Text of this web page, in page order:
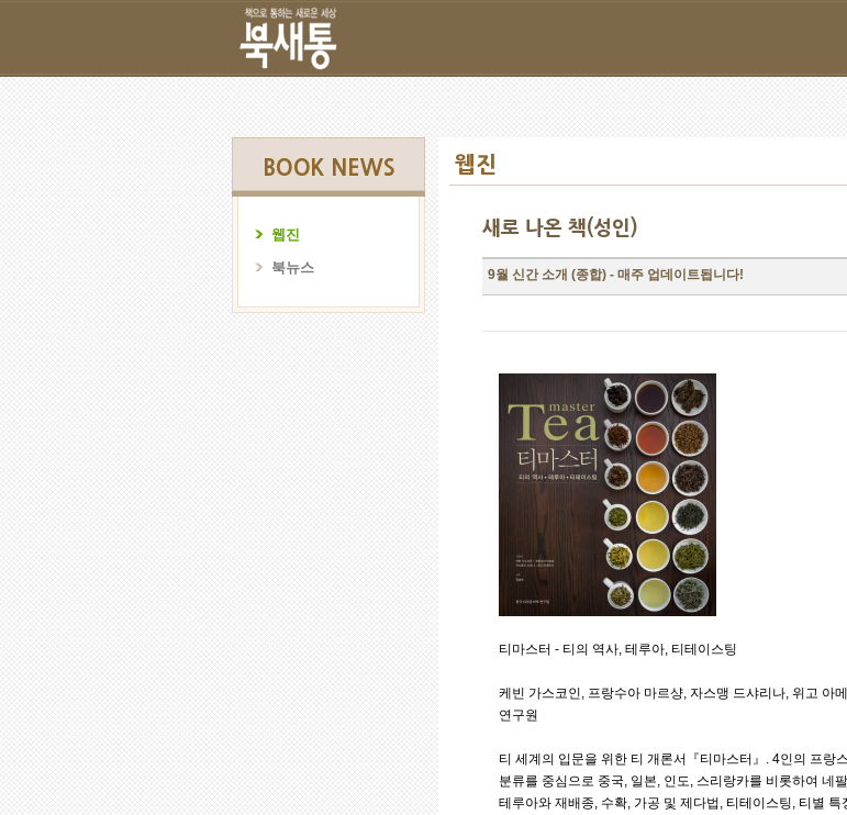
BOOK NEWS
웹진
북뉴스
웹진
새로 나온 책(성인)
9월 신간 소개 (종합) - 매주 업데이트됩니다!
티마스터 - 티의 역사, 테루아, 티테이스팅
케빈 가스코인, 프랑수아 마르샹, 자스맹 드샤리나, 위고 아
연구원
티 세계의 입문을 위한 티 개론서『티마스터』. 4인의 프랑
분류를 중심으로 중국, 일본, 인도, 스리랑카를 비롯하여 네
테루아와 재배종, 수확, 가공 및 제다법, 티테이스팅, 티별